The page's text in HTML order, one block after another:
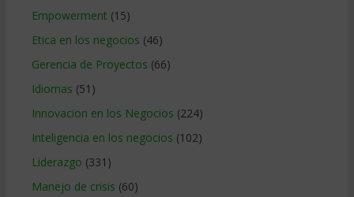
Empowerment (15)
Etica en los negocios (46)
Gerencia de Proyectos (66)
Idiomas (51)
Innovacion en los Negocios (224)
Inteligencia en los negocios (102)
Liderazgo (331)
Manejo de crisis (60)